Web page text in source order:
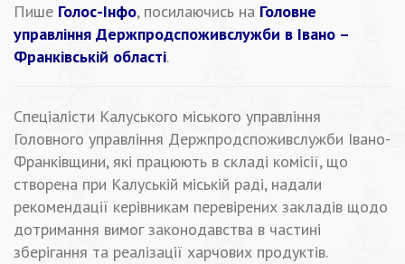
Пише Голос-Інфо, посилаючись на Головне
управління Держпродспоживслужби в Івано –
Франківській області.
Спеціалісти Калуського міського управління
Головного управління Держпродспоживслужби Івано-
Франківщини, які працюють в складі комісії, що
створена при Калуській міській раді, надали
рекомендації керівникам перевірених закладів щодо
дотримання вимог законодавства в частині
зберігання та реалізації харчових продуктів.